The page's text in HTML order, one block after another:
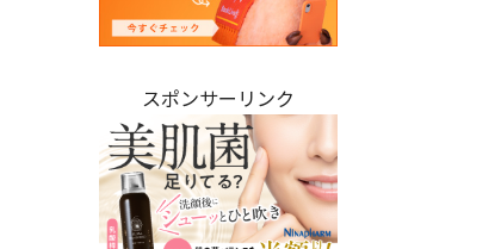
スポンサーリンク